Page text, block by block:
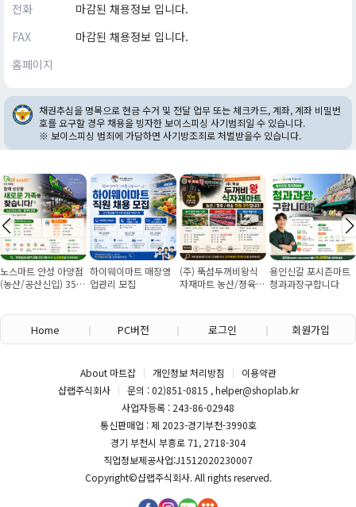
전화
마감된 채용정보 입니다.
FAX
마감된 채용정보 입니다.
홈페이지
채권추심을 명목으로 현금 수거 및 전달 업무 또는 체크카드, 계좌, 계좌 비밀번
호를 요구할 경우 채용을 빙자한 보이스피싱 사기범죄일 수 있습니다.
※ 보이스피싱 범죄에 가담하면 사기방조죄로 처벌받을수 있습니다.
노스마트 안성 아양점
(농산/공산신입) 355
하이웨이마트 매장영
업관리 모집
(주) 뚝섬두꺼비왕식
자재마트 농산/졍육/
용인신갈 포시즌마트
청과과장구합니다
Home PC버전 로그인 회원가입
About 마트잡 개인정보 처리방침
이용약관
샵랩주식회사
문의 : 02)851-0815 , helper@shoplab.kr
사업자등록 : 243-86-02948
통신판매업 : 제 2023-경기부천-3990호
경기 부천시 부흥로 71, 2718-304
직업정보제공사업:J1512020230007
Copyright©샵랩주식회사. All rights reserved.